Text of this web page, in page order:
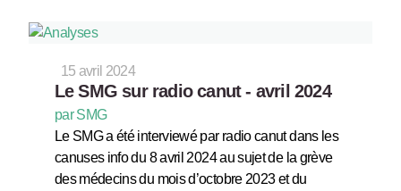
15 avril 2024
Le SMG sur radio canut - avril 2024
par SMG
Le SMG a été interviewé par radio canut dans les
canuses info du 8 avril 2024 au sujet de la grève
des médecins du mois d’octobre 2023 et du